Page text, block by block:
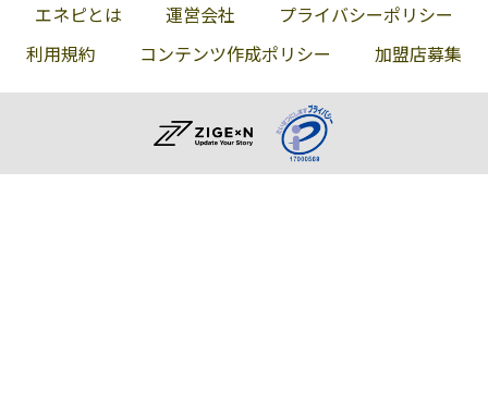
エネピとは 運営会社
プライバシーポリシー
利用規約
コンテンツ作成ポリシー 加盟店募集